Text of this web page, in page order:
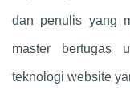
dan penulis yang
master bertugas
teknologi website